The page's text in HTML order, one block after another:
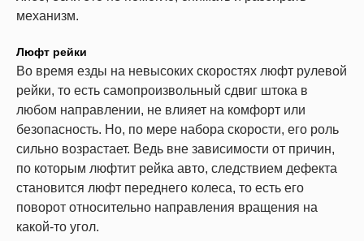
механизм.
Люфт рейки
Во время езды на невысоких скоростях люфт рулевой
рейки, то есть самопроизвольный сдвиг штока в
любом направлении, не влияет на комфорт или
безопасность. Но, по мере набора скорости, его роль
сильно возрастает. Ведь вне зависимости от причин,
по которым люфтит рейка авто, следствием дефекта
становится люфт переднего колеса, то есть его
поворот относительно направления вращения на
какой-то угол.